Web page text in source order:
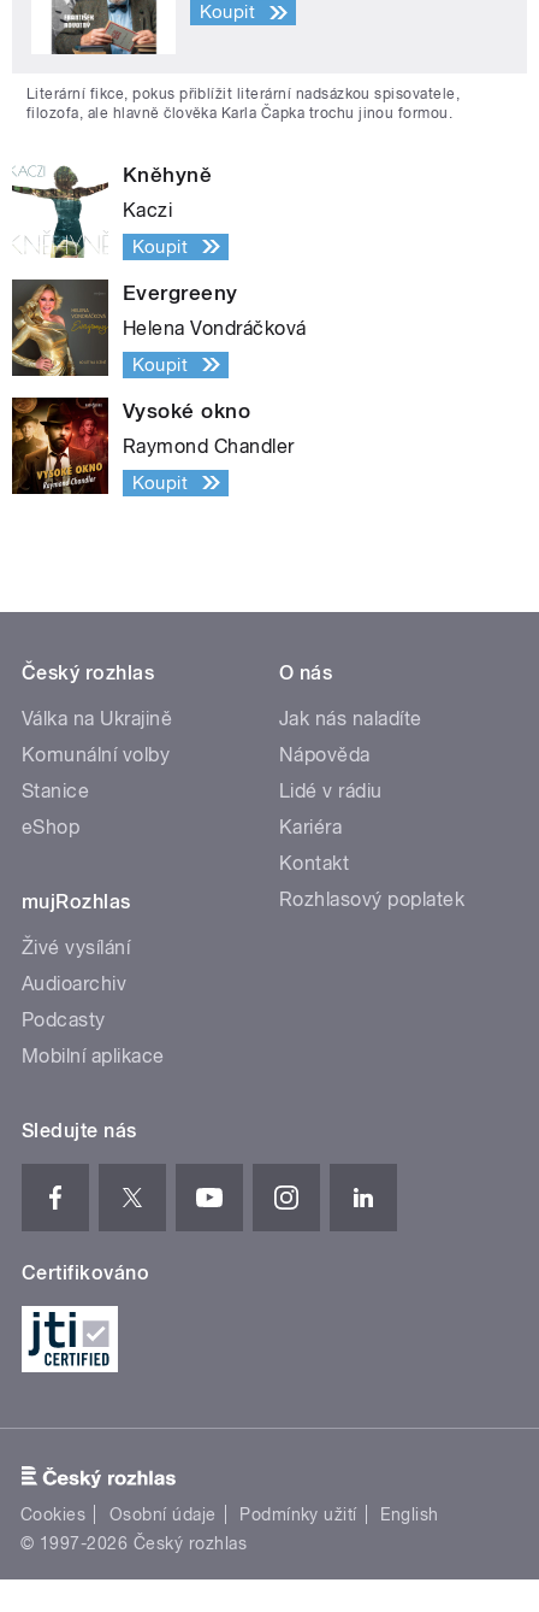
Koupit
Literární fikce, pokus přiblížit literární nadsázkou spisovatele,
filozofa, ale hlavně člověka Karla Čapka trochu jinou formou.
Kněhyně
Kaczi
Koupit
Evergreeny
Helena Vondráčková
Koupit
Vysoké okno
Raymond Chandler
Koupit
Český rozhlas
Válka na Ukrajině
Komunální volby
Stanice
eShop
mujRozhlas
Živé vysílání
Audioarchiv
Podcasty
Mobilní aplikace
O nás
Jak nás naladíte
Nápověda
Lidé v rádiu
Kariéra
Kontakt
Rozhlasový poplatek
Sledujte nás
Certifikováno
Cookies Osobní údaje Podmínky užití
English
© 1997-2026 Český rozhlas